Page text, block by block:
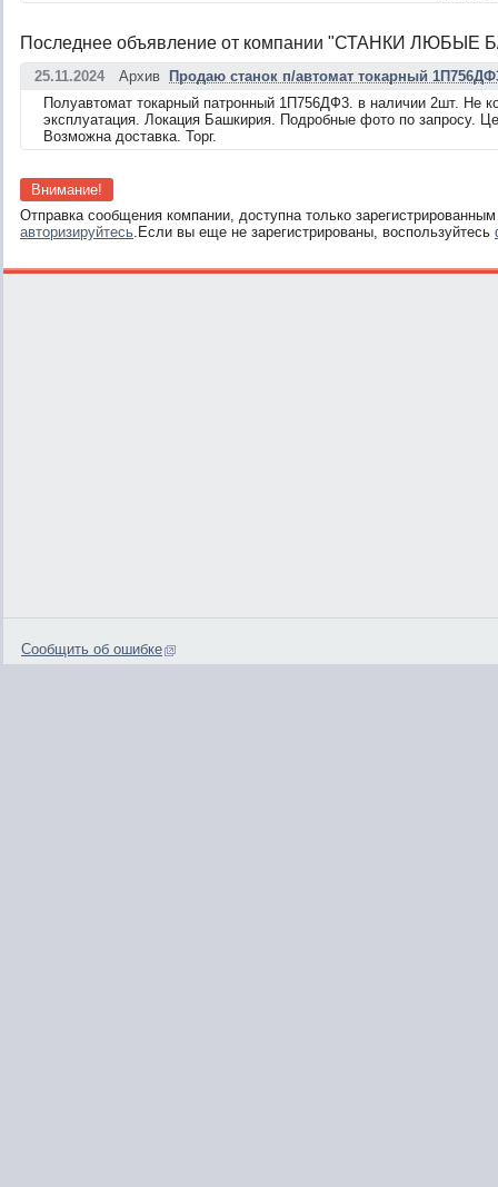
Последнее объявление от компании "СТАНКИ ЛЮБЫЕ
25.11.2024 Архив
Продаю станок п/автомат токарный
Полуавтомат токарный патронный 1П756ДФ3. в наличии 2шт. Не
эксплуатация. Локация Башкирия. Подробные фото по запросу.
Возможна доставка. Торг.
Внимание!
Отправка сообщения компании, доступна только
авторизируйтесь.Если вы еще не зарегистрированы, воспользуйтесь
Сообщить об ошибке